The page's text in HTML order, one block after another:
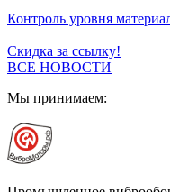
Контроль уровня
Скидка за ссылку!
ВСЕ НОВОСТИ
Мы принимаем: